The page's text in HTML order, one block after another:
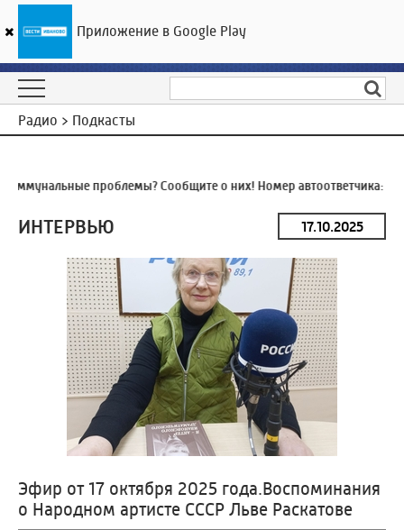
ГТРК «Ивтелерадио»
Радио > Подкасты
проблемы? Сообщите о них! Номер автоответчика:8
ИНТЕРВЬЮ
Эфир от 17 октября 2025 года.Воспоминания
о Народном артисте СССР Льве Раскатове
Приложение в Google Play